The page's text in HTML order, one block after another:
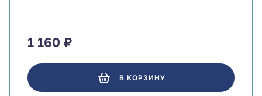
1 160 ₽
В КОРЗИНУ